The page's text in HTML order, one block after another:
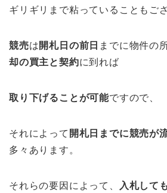
ギリギリまで粘っていることもご
競売は開札日の前日 までに物件の
却の買主と契約に到れば
取り下げることが可能ですので、
それによって 開札日までに競売が
多々あります。
それらの要因によって、
入札して